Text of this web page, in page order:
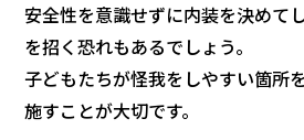
安全性を意識せずに内装を決めて
を招く恐れもあるでしょう。
子どもたちが怪我をしやすい箇所
施すことが大切です。